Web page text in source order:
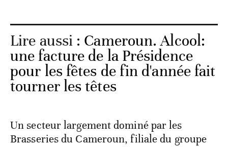
Lire aussi : Cameroun. Alcool:
une facture de la Présidence
pour les fêtes de fin d'année fait
tourner les têtes
Un secteur largement dominé par les
Brasseries du Cameroun, filiale du groupe